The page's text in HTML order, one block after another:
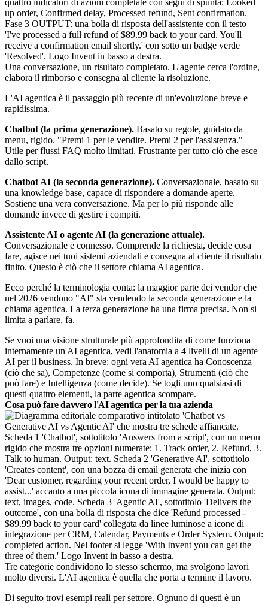
Una conversazione, un risultato completato. L'agente cerca l'ordine,
elabora il rimborso e consegna al cliente la risoluzione.
L'AI agentica è il passaggio più recente di un'evoluzione breve e
rapidissima.
Chatbot (la prima generazione). Basato su regole, guidato da
menu, rigido. "Premi 1 per le vendite. Premi 2 per l'assistenza."
Utile per flussi FAQ molto limitati. Frustrante per tutto ciò che esce
dallo script.
Chatbot AI (la seconda generazione). Conversazionale, basato su
una knowledge base, capace di rispondere a domande aperte.
Sostiene una vera conversazione. Ma per lo più risponde alle
domande invece di gestire i compiti.
Assistente AI o agente AI (la generazione attuale).
Conversazionale e connesso. Comprende la richiesta, decide cosa
fare, agisce nei tuoi sistemi aziendali e consegna al cliente il risultato
finito. Questo è ciò che il settore chiama AI agentica.
Ecco perché la terminologia conta: la maggior parte dei vendor che
nel 2026 vendono "AI" sta vendendo la seconda generazione e la
chiama agentica. La terza generazione ha una firma precisa. Non si
limita a parlare, fa.
Se vuoi una visione strutturale più approfondita di come funziona
internamente un'AI agentica, vedi l'anatomia a 4 livelli di un agente
AI per il business. In breve: ogni vera AI agentica ha Conoscenza
(ciò che sa), Competenze (come si comporta), Strumenti (ciò che
può fare) e Intelligenza (come decide). Se togli uno qualsiasi di
questi quattro elementi, la parte agentica scompare.
Cosa può fare davvero l'AI agentica per la tua azienda
Tre categorie condividono lo stesso schermo, ma svolgono lavori
molto diversi. L'AI agentica è quella che porta a termine il lavoro.
Di seguito trovi esempi reali per settore. Ognuno di questi è un